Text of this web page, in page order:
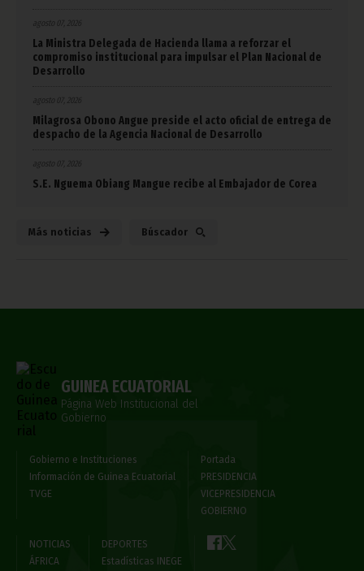
agosto 07, 2026
La Ministra Delegada de Hacienda llama a reforzar el
compromiso institucional para impulsar el Plan Nacional de
Desarrollo
agosto 07, 2026
Milagrosa Obono Angue preside el acto oficial de entrega de
despacho de la Agencia Nacional de Desarrollo
agosto 07, 2026
S.E. Nguema Obiang Mangue recibe al Embajador de Corea
Más noticias Búscador
GUINEA ECUATORIAL
Página Web Institucional del
Gobierno
Gobierno e Instituciones
Información de Guinea Ecuatorial
TVGE
Portada
PRESIDENCIA
VICEPRESIDENCIA
GOBIERNO
NOTICIAS
ÁFRICA
DEPORTES
Estadísticas INEGE